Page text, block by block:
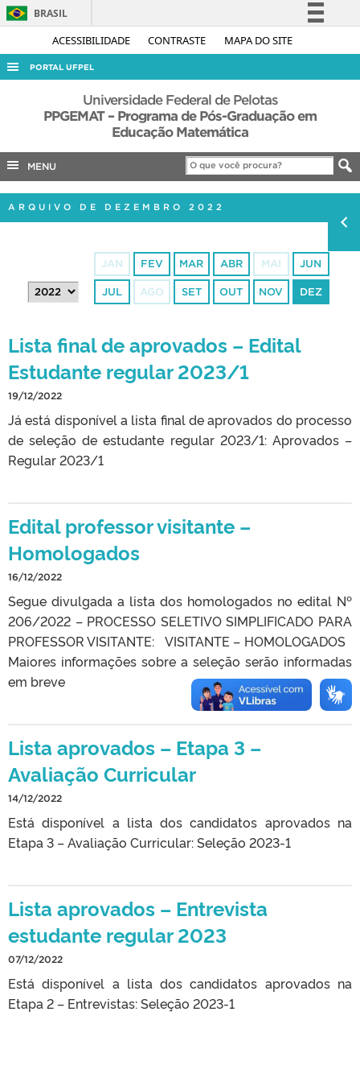
ACESSIBILIDADE CONTRASTE MAPA DO SITE
BRASIL
Simplifique!
Acesso à informação
Legislação
Canais
PORTAL UFPEL
ACESSO À INFORMAÇÃO
AUDITORIA
EDITAIS
PORTARIAS
Universidade Federal de Pelotas
PPGEMAT – Programa de Pós-Graduação em
Educação Matemática
MENU
ARQUIVO DE DEZEMBRO 2022
JAN FEV MAR ABR MAI JUN
JUL AGO SET OUT NOV DEZ
Lista final de aprovados – Edital
Estudante regular 2023/1
19/12/2022
Já está disponível a lista final de aprovados do processo
de seleção de estudante regular 2023/1: Aprovados –
Regular 2023/1
Edital professor visitante –
Homologados
16/12/2022
Segue divulgada a lista dos homologados no edital Nº
206/2022 – PROCESSO SELETIVO SIMPLIFICADO PARA
PROFESSOR VISITANTE: VISITANTE – HOMOLOGADOS
Maiores informações sobre a seleção serão informadas
em breve
Lista aprovados – Etapa 3 –
Avaliação Curricular
14/12/2022
Está disponível a lista dos candidatos aprovados na
Etapa 3 – Avaliação Curricular: Seleção 2023-1
Lista aprovados – Entrevista
estudante regular 2023
07/12/2022
Está disponível a lista dos candidatos aprovados na
Etapa 2 – Entrevistas: Seleção 2023-1